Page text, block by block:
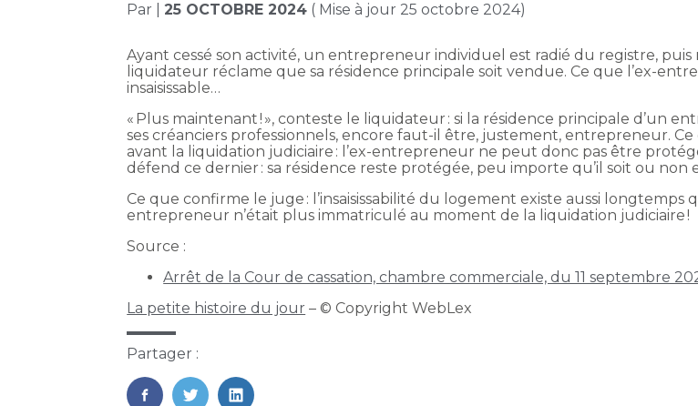
Par |25 OCTOBRE 2024 ( Mise à jour 25 octobre 2024)
Ayant cessé son activité, un entrepreneur individuel est radié du registre,
liquidateur réclame que sa résidence principale soit vendue. Ce que l’ex-
insaisissable…
« Plus maintenant ! », conteste le liquidateur : si la résidence principale d’un
ses créanciers professionnels, encore faut-il être, justement, entrepreneur. Ce
avant la liquidation judiciaire : l’ex-entrepreneur ne peut donc pas être
défend ce dernier : sa résidence reste protégée, peu importe qu’il soit ou non
Ce que confirme le juge : l’insaisissabilité du logement existe aussi longtemps
entrepreneur n’était plus immatriculé au moment de la liquidation judiciaire !
Source :
Arrêt de la Cour de cassation, chambre commerciale, du 11 septembre
La petite histoire du jour – © Copyright WebLex
Partager :